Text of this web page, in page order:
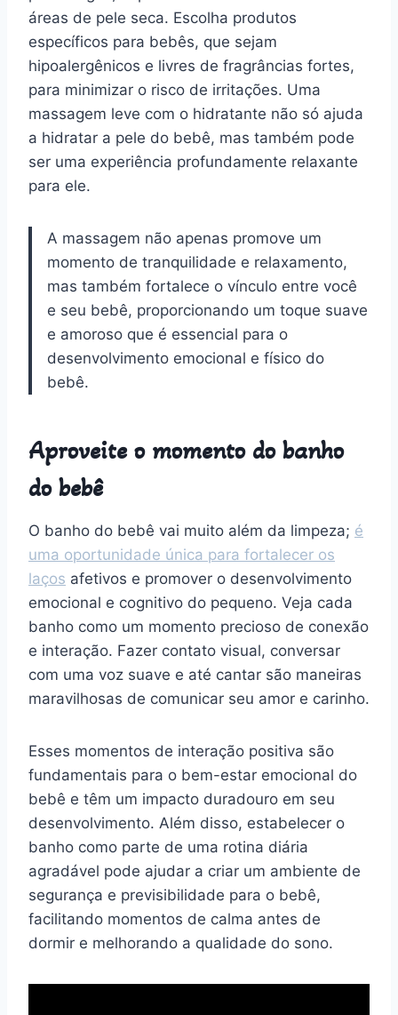
áreas de pele seca. Escolha produtos
específicos para bebês, que sejam
hipoalergênicos e livres de fragrâncias fortes,
para minimizar o risco de irritações. Uma
massagem leve com o hidratante não só ajuda
a hidratar a pele do bebê, mas também pode
ser uma experiência profundamente relaxante
para ele.
A massagem não apenas promove um
momento de tranquilidade e relaxamento,
mas também fortalece o vínculo entre você
e seu bebê, proporcionando um toque suave
e amoroso que é essencial para o
desenvolvimento emocional e físico do
bebê.
Aproveite o momento do banho
do bebê
O banho do bebê vai muito além da limpeza; é
uma oportunidade única para fortalecer os
laços afetivos e promover o desenvolvimento
emocional e cognitivo do pequeno. Veja cada
banho como um momento precioso de conexão
e interação. Fazer contato visual, conversar
com uma voz suave e até cantar são maneiras
maravilhosas de comunicar seu amor e carinho.
Esses momentos de interação positiva são
fundamentais para o bem-estar emocional do
bebê e têm um impacto duradouro em seu
desenvolvimento. Além disso, estabelecer o
banho como parte de uma rotina diária
agradável pode ajudar a criar um ambiente de
segurança e previsibilidade para o bebê,
facilitando momentos de calma antes de
dormir e melhorando a qualidade do sono.